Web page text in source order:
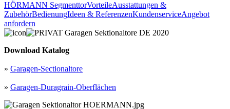
HÖRMANN SegmenttorVorteileAusstattungen &
ZubehörBedienungIdeen & ReferenzenKundenserviceAngebot
anfordern
Download Katalog
» Garagen-Sectionaltore
» Garagen-Duragrain-Oberflächen